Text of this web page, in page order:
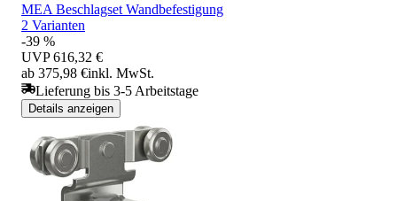
MEA Beschlagset Wandbefestigung
2 Varianten
-39 %
UVP 616,32 €
ab 375,98 €inkl. MwSt.
Lieferung bis 3-5 Arbeitstage
Details anzeigen